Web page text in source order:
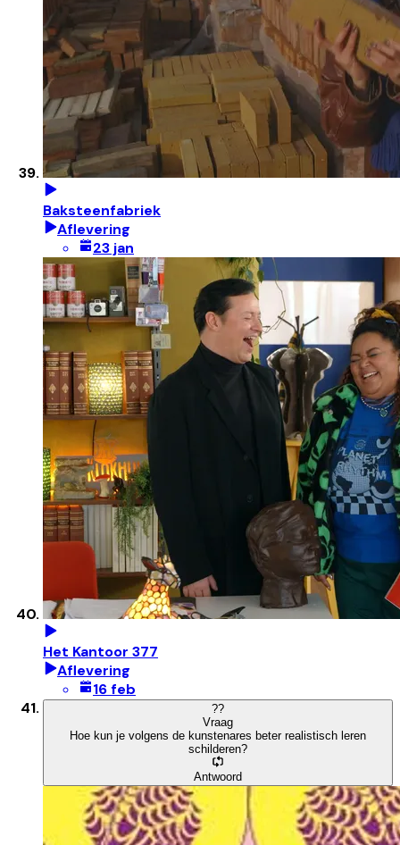
Baksteenfabriek
Aflevering
23 jan
Het Kantoor 377
Aflevering
16 feb
??
Vraag
Hoe kun je volgens de kunstenares beter realistisch leren
schilderen?
Antwoord